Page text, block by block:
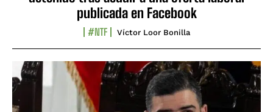
publicada en Facebook
#NTF Víctor Loor Bonilla